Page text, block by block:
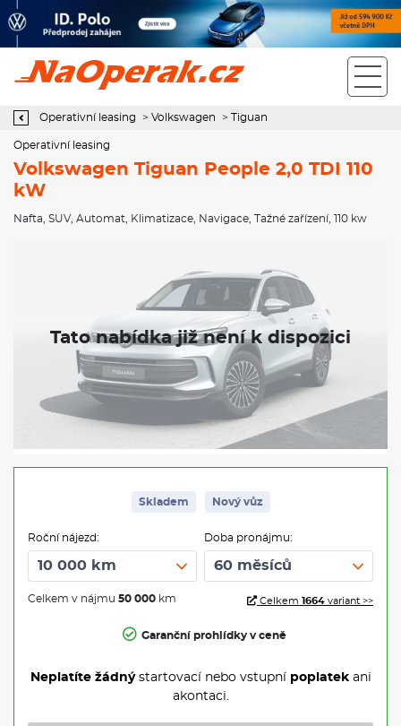
Operativní leasing Volkswagen Tiguan People 2,0 TDI 110 kW
Operativní leasing > Volkswagen > Tiguan
Operativní leasing
Volkswagen Tiguan People 2,0 TDI 110
kW
Nafta SUV, Automat Klimatizace Navigace Tažné zařízení, 110 kw
Skladem Nový vůz
Roční nájezd:
Celkem v nájmu 50 000 km
Doba pronájmu:
Celkem 1664 variant >>
Garanční prohlídky v ceně
Neplatíte žádnýstartovací nebo vstupní poplatekani
akontaci.